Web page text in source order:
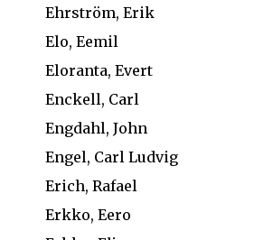
Ehrström, Erik
Elo, Eemil
Eloranta, Evert
Enckell, Carl
Engdahl, John
Engel, Carl Ludvig
Erich, Rafael
Erkko, Eero